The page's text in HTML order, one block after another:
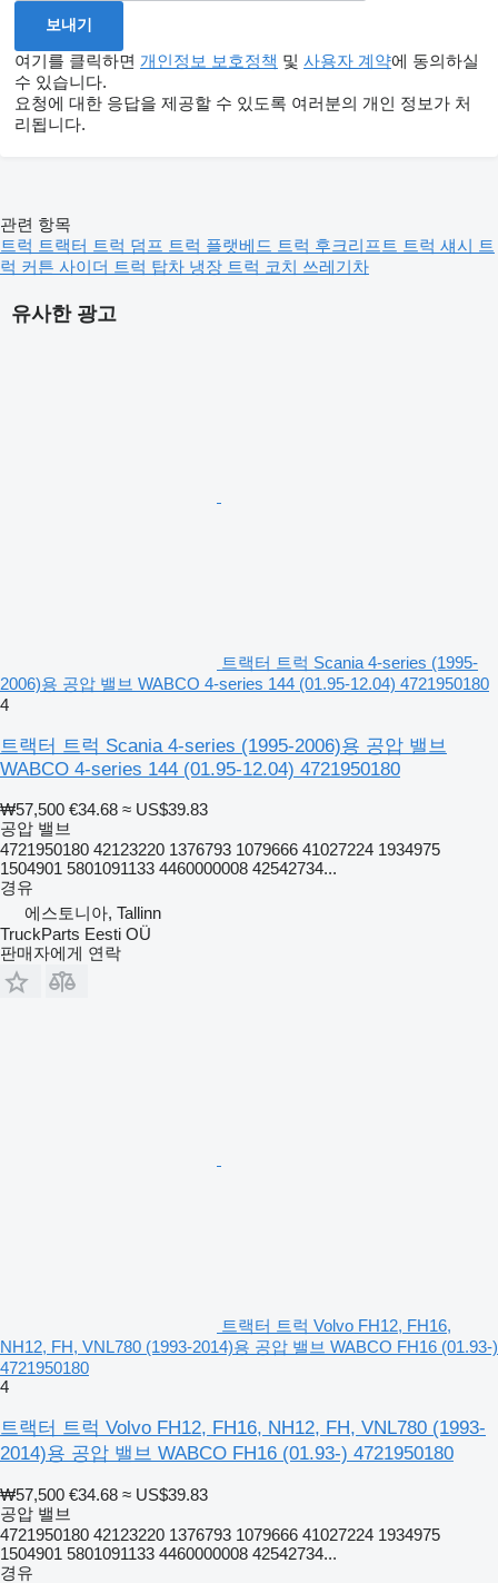
여기를 클릭하면 개인정보 보호정책 및 사용자 계약에 동의하실
수 있습니다.
요청에 대한 응답을 제공할 수 있도록 여러분의 개인 정보가 처
리됩니다.
유사한 광고
트랙터 트럭 Scania 4-series (1995-
2006)용 공압 밸브 WABCO 4-series 144 (01.95-12.04) 4721950180
4
트랙터 트럭 Scania 4-series (1995-2006)용 공압 밸브
WABCO 4-series 144 (01.95-12.04) 4721950180
₩57,500 €34.68 ≈ US$39.83
공압 밸브
4721950180 42123220 1376793 1079666 41027224 1934975
1504901 5801091133 4460000008 42542734...
경유
에스토니아, Tallinn
TruckParts Eesti OÜ
판매자에게 연락
트랙터 트럭 Volvo FH12, FH16,
NH12, FH, VNL780 (1993-2014)용 공압 밸브 WABCO FH16 (01.93-)
4721950180
4
트랙터 트럭 Volvo FH12, FH16, NH12, FH, VNL780 (1993-
2014)용 공압 밸브 WABCO FH16 (01.93-) 4721950180
₩57,500 €34.68 ≈ US$39.83
공압 밸브
4721950180 42123220 1376793 1079666 41027224 1934975
1504901 5801091133 4460000008 42542734...
경유
관련 항목
트럭 트랙터 트럭 덤프 트럭 플랫베드 트럭 후크리프트 트럭 섀시 트
럭 커튼 사이더 트럭 탑차 냉장 트럭 코치 쓰레기차